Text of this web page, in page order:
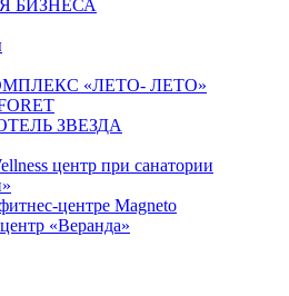
БИЗНЕСА
«ЛЕТО- ЛЕТО»
ЗВЕЗДА
центр при санатории
центре Magneto
«Веранда»